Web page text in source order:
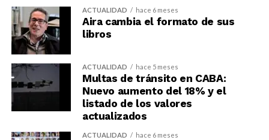
ACTUALIDAD hace 6 meses
Aira cambia el formato de sus
libros
ACTUALIDAD hace 5 meses
Multas de tránsito en CABA:
Nuevo aumento del 18% y el
listado de los valores
actualizados
ACTUALIDAD hace 6 meses